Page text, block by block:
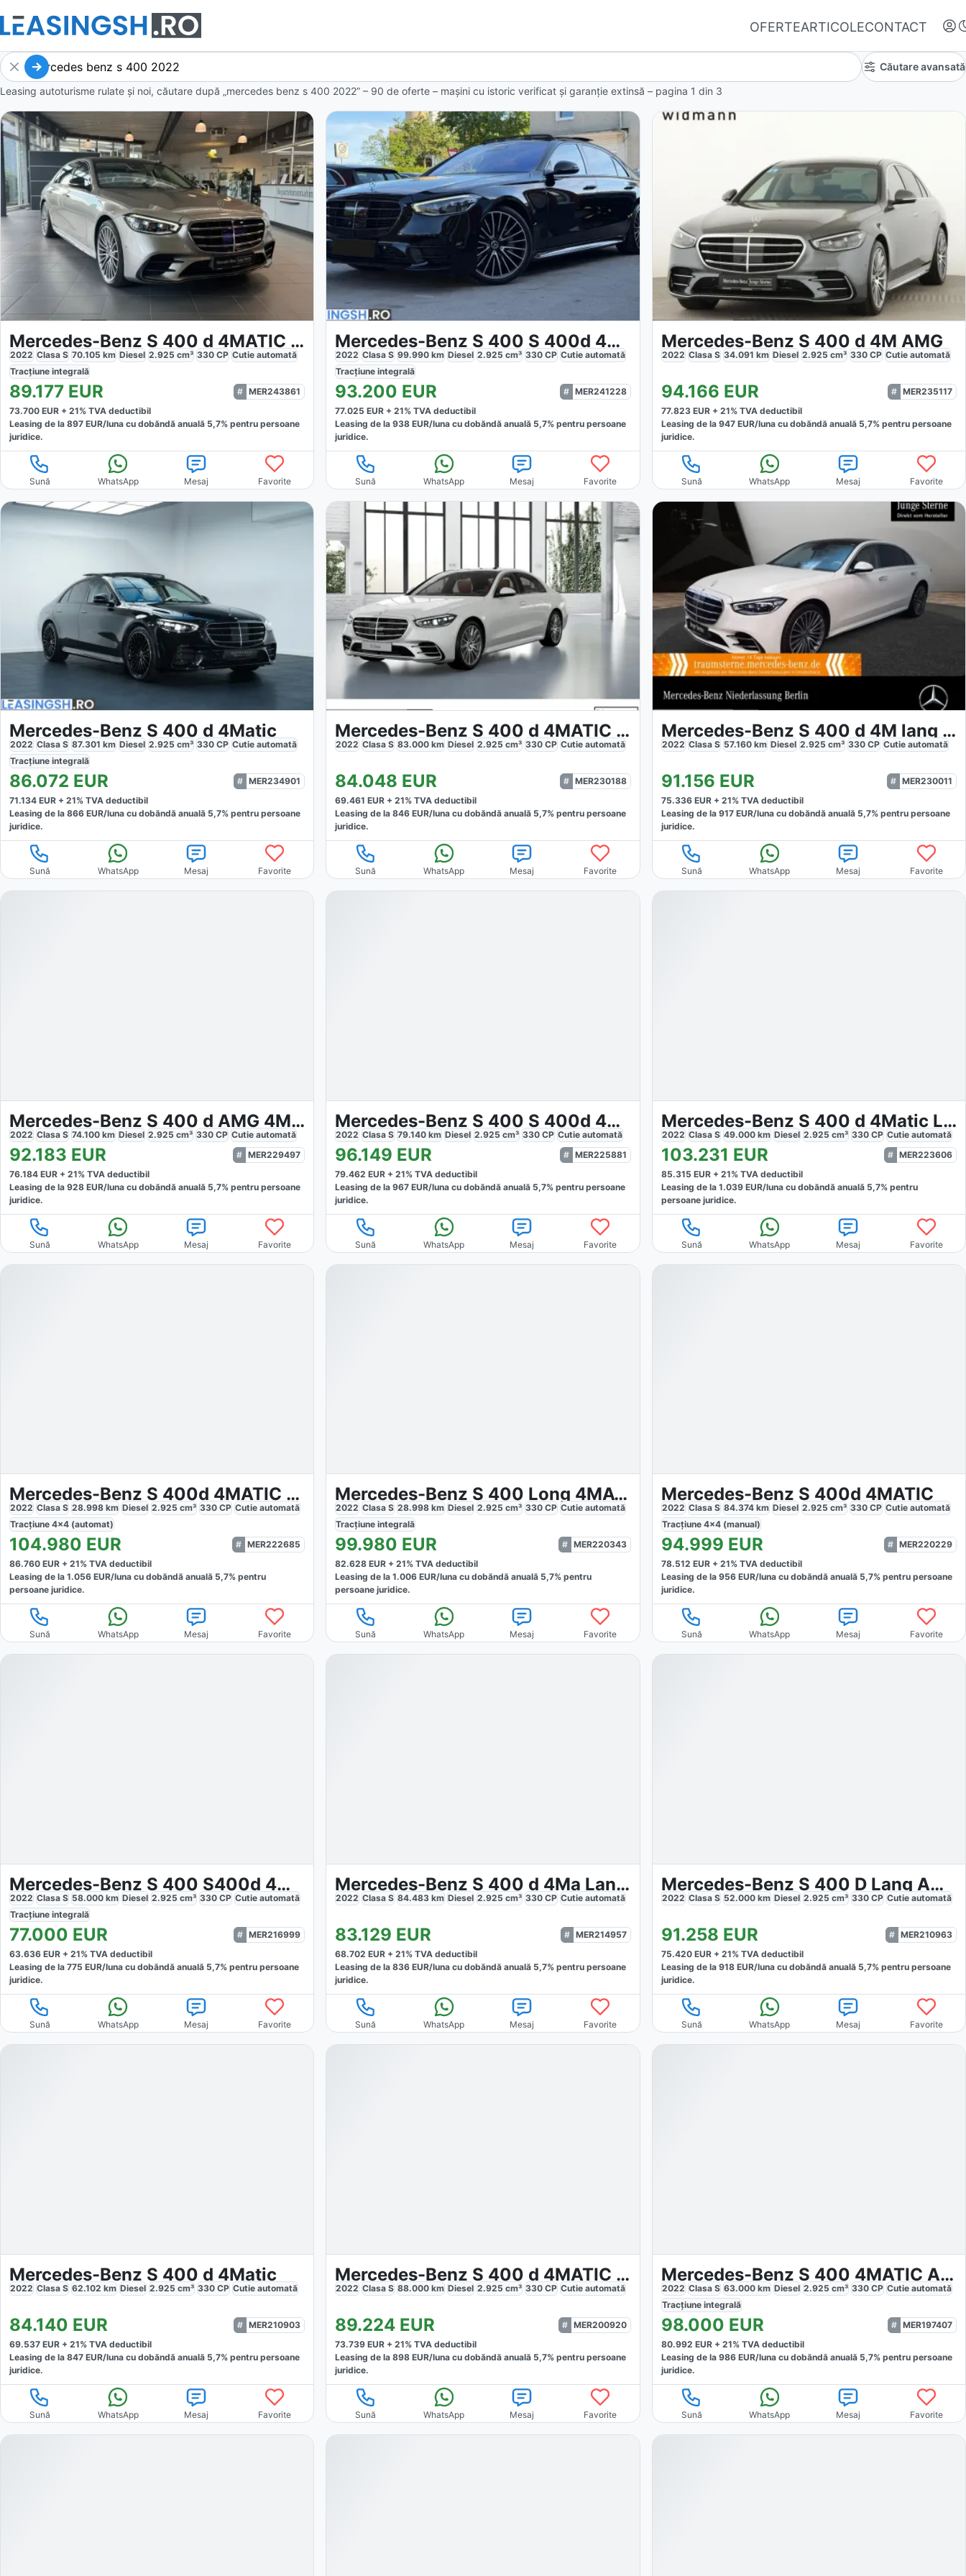
OFERTEARTICOLECONTACT
Autentifică-te
Nu ai oferte favorite
Căutare avansată
Leasing autoturisme rulate și noi, căutare după „mercedes benz s 400 2022” – 90 de oferte – mașini cu istoric verificat și garanție extinsă – pagina 1 din 3
Mercedes-Benz S 400 d 4MATIC AMG Line First-Class
2022 Clasa S 70.105 km Diesel 2.925 cm³ 330 CP Cutie automată
Tracțiune integrală
89.177 EUR
MER243861
73.700 EUR + 21% TVA deductibil
Leasing de la 897 EUR/luna cu dobăndă anuală 5,7% pentru persoane
juridice.
Sună WhatsApp Mesaj Favorite
Mercedes-Benz S 400 S 400d 4M Long AMG
2022 Clasa S 99.990 km Diesel 2.925 cm³ 330 CP Cutieautomată
Tracțiuneintegrală
93.200 EUR
MER241228
77.025 EUR +21% TVA deductibil
Leasing de la938 EUR/luna cu dobăndă anuală 5,7% pentru persoane
juridice.
Sună WhatsApp Mesaj Favorite
Mercedes-Benz S 400 d 4M AMG
2022 Clasa S 34.091 km Diesel 2.925 cm³ 330CP Cutie automată
94.166 EUR
MER235117
77.823EUR + 21% TVA deductibil
Leasing de la 947EUR/lunacu dobăndă anuală 5,7% pentru persoane
juridice.
Sună WhatsApp Mesaj Favorite
Mercedes-Benz S 400 d 4Matic
2022 Clasa S 87.301 km Diesel 2.925 cm³ 330 CP Cutie automată
Tracțiune integrală
86.072 EUR
MER234901
71.134 EUR + 21% TVA deductibil
Leasing de la 866 EUR/luna cu dobăndă anuală 5,7% pentru persoane
juridice.
Sună WhatsApp Mesaj Favorite
Mercedes-Benz S 400 d 4MATIC AMG
2022 Clasa S 83.000 km Diesel 2.925 cm³ 330 CP Cutieautomată
84.048 EUR
MER230188
69.461 EUR +21% TVA deductibil
Leasing de la846 EUR/luna cu dobăndă anuală 5,7% pentru persoane
juridice.
Sună WhatsApp Mesaj Favorite
Mercedes-Benz S 400 d 4M lang AMG
2022 Clasa S 57.160km Diesel 2.925 cm³ 330CP Cutie automată
91.156 EUR
MER230011
75.336EUR + 21% TVA deductibil
Leasing de la 917EUR/lunacu dobăndă anuală 5,7% pentru persoane
juridice.
Sună WhatsApp Mesaj Favorite
Mercedes-Benz S 400 d AMG 4M lang
2022 Clasa S 74.100 km Diesel 2.925 cm³ 330 CP Cutie automată
92.183 EUR
MER229497
76.184 EUR + 21% TVA deductibil
Leasing de la 928 EUR/luna cu dobăndă anuală 5,7% pentru persoane
juridice.
Sună WhatsApp Mesaj Favorite
Mercedes-Benz S 400 S 400d 4MATIC L AMG Exclusive
2022 Clasa S 79.140 km Diesel 2.925 cm³ 330 CP Cutieautomată
96.149 EUR
MER225881
79.462 EUR +21% TVA deductibil
Leasing de la967 EUR/luna cu dobăndă anuală 5,7% pentru persoane
juridice.
Sună WhatsApp Mesaj Favorite
Mercedes-Benz S 400 d 4Matic L AMG
2022 Clasa S 49.000km Diesel 2.925 cm³ 330CP Cutie automată
103.231 EUR
MER223606
85.315 EUR + 21% TVA deductibil
Leasing de la 1.039EUR/lunacu dobăndă anuală 5,7% pentru
persoane juridice.
Sună WhatsApp Mesaj Favorite
Mercedes-Benz S 400d 4MATIC Long
2022 Clasa S 28.998 km Diesel 2.925 cm³ 330 CP Cutie automată
Tracțiune 4x4 (automat)
104.980 EUR
MER222685
86.760 EUR + 21% TVA deductibil
Leasing de la 1.056 EUR/luna cu dobăndă anuală 5,7% pentru
persoane juridice.
Sună WhatsApp Mesaj Favorite
Mercedes-Benz S 400 Long 4MATIC
2022 Clasa S 28.998 km Diesel 2.925 cm³ 330 CP Cutieautomată
Tracțiuneintegrală
99.980 EUR
MER220343
82.628 EUR +21% TVA deductibil
Leasing de la1.006 EUR/luna cu dobăndă anuală 5,7% pentru
persoane juridice.
Sună WhatsApp Mesaj Favorite
Mercedes-Benz S 400d 4MATIC
2022 Clasa S 84.374km Diesel 2.925 cm³ 330CP Cutie automată
Tracțiune 4x4 (manual)
94.999 EUR
MER220229
78.512 EUR + 21% TVA deductibil
Leasing de la 956EUR/lunacu dobăndă anuală 5,7% pentru persoane
juridice.
Sună WhatsApp Mesaj Favorite
Mercedes-Benz S 400 S400d 4MATIC
2022 Clasa S 58.000 km Diesel 2.925 cm³ 330 CP Cutie automată
Tracțiune integrală
77.000 EUR
MER216999
63.636 EUR + 21% TVA deductibil
Leasing de la 775 EUR/luna cu dobăndă anuală 5,7% pentru persoane
juridice.
Sună WhatsApp Mesaj Favorite
Mercedes-Benz S 400 d 4Ma Lang AMG NAV LED PSD HUD
2022 Clasa S 84.483 km Diesel 2.925 cm³ 330 CP Cutieautomată
83.129 EUR
MER214957
68.702 EUR +21% TVA deductibil
Leasing de la836 EUR/luna cu dobăndă anuală 5,7% pentru persoane
juridice.
Sună WhatsApp Mesaj Favorite
Mercedes-Benz S 400 D Lang AMG
2022 Clasa S 52.000km Diesel 2.925 cm³ 330CP Cutie automată
91.258 EUR
MER210963
75.420EUR + 21% TVA deductibil
Leasing de la 918EUR/lunacu dobăndă anuală 5,7% pentru persoane
juridice.
Sună WhatsApp Mesaj Favorite
Mercedes-Benz S 400 d 4Matic
2022 Clasa S 62.102 km Diesel 2.925 cm³ 330 CP Cutie automată
84.140 EUR
MER210903
69.537 EUR + 21% TVA deductibil
Leasing de la 847 EUR/luna cu dobăndă anuală 5,7% pentru persoane
juridice.
Sună WhatsApp Mesaj Favorite
Mercedes-Benz S 400 d 4MATIC AMG DESIGNO
2022 Clasa S 88.000 km Diesel 2.925 cm³ 330 CP Cutieautomată
89.224 EUR
MER200920
73.739 EUR +21% TVA deductibil
Leasing de la898 EUR/luna cu dobăndă anuală 5,7% pentru persoane
juridice.
Sună WhatsApp Mesaj Favorite
Mercedes-Benz S 400 4MATIC AMG
2022 Clasa S 63.000km Diesel 2.925 cm³ 330CP Cutie automată
Tracțiune integrală
98.000 EUR
MER197407
80.992 EUR + 21% TVA deductibil
Leasing de la 986EUR/lunacu dobăndă anuală 5,7% pentru persoane
juridice.
Sună WhatsApp Mesaj Favorite